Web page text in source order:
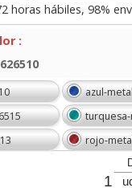
horas hábiles, 98%
:
azul-
rojo-
1